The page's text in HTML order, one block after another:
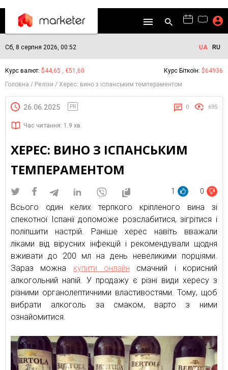
Сб, 8 серпня 2026, 00:52 UA RU
Курс валют: $44,65 , €51,60 Курс Біткоїн: $64936
Головна
Релізи Херес: вино з іспанським темпераментом
26.06.2025 PR 0 695
Час читання: 1.9 хв.
ХЕРЕС: ВИНО З ІСПАНСЬКИМ
ТЕМПЕРАМЕНТОМ
1 0
Всього один келих терпкого кріпленого вина зі
спекотної Іспанії допоможе розслабитися, зігрітися і
поліпшити настрій. Раніше херес навіть вважали
ліками від вірусних інфекцій і рекомендували щодня
вживати до 200 мл на день невеликими порціями.
Зараз можна купити онлайн смачний і корисний
алкогольний напій. У продажу є різні види хересу з
різними органолептичними властивостями. Тому, щоб
вибрати алкоголь за смаком, варто з ними
ознайомитися.